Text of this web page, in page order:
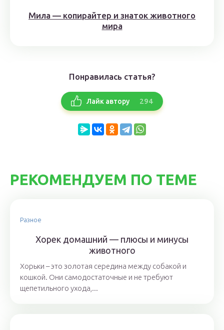
Мила — копирайтер и знаток животного
мира
Понравилась статья?
Лайк автору 294
РЕКОМЕНДУЕМ ПО ТЕМЕ
Разное
Хорек домашний — плюсы и минусы
животного
Хорьки – это золотая середина между собакой и
кошкой. Они самодостаточные и не требуют
щепетильного ухода,...